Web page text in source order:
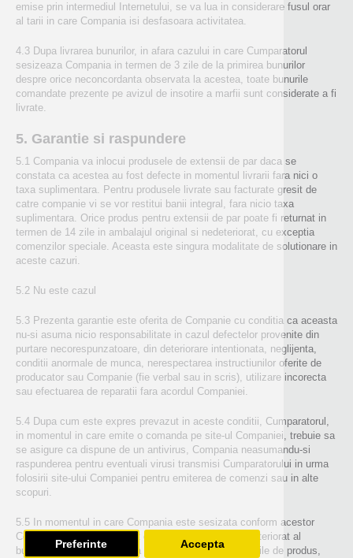
Preferinte Accepta
emise prin intermediul Internetului, se va lua in considerare fusul orar
al tarii in care Compania isi desfasoara activitatea.
4.3 Dupa livrarea bunurilor, in afara cazului in care Cumparatorul
sesizeaza Compania in termen de 3 zile de la primirea bunurilor
despre orice neconcordanta observata la acestea, toate bunurile
comandate prezente pe avizul de insotire a marfii sunt considerate a fi
livrate.
5. Garantie si raspundere
5.1 Compania va inlocui produsele de extensii de par daca se
constata ca acestea au fost defecte in momentul livrarii fara nici o
taxa suplimentara. Pentru produsele livrate sau facturate gresit de
catre companie vi se vor restitui banii integral, fara nicio taxa
suplimentara. Orice produs pentru extensii de par poate fi returnat in
termen de 14 zile in ambalajul original si nedeteriorat, cu exceptia
comenzilor speciale. Aceasta este singura modalitate de solutionare in
aceste cazuri.
5.2 Nu este cazul
5.3 Prezenta garantie este oferita de Companie cu conditia ca aceasta
nu-si asuma nicio responsabilitate in cazul defectelor provenite din
purtare necorespunzatoare, din deteriorare intentionata, neglijenta,
conditii anormale de munca, nerespectarea instructiunilor oferite de
producator sau Companie (fie verbal sau in scris), utilizare incorecta
sau efectuarea de reparatii fara acordul Companiei.
5.4 Dupa cum este expres prevazut in aceste conditii, Cumparatorul,
in momentul in care emite o comanda pe site-ul Companiei, trebuie sa
se asigure ca dispune de un antivirus, Compania neasumandu-si
raspunderea pentru eventuali virusi transmisi Cumparatorului in urma
folosirii site-ului Companiei pentru emiterea de comenzi sau in alte
scopuri.
5.5 In momentul in care Compania este sesizata conform acestor
Conditii despre orice defect de calitate sau aspect deteriorat al
bunurilor, sau daca acestea nu intrunesc caracteristicile de produs,